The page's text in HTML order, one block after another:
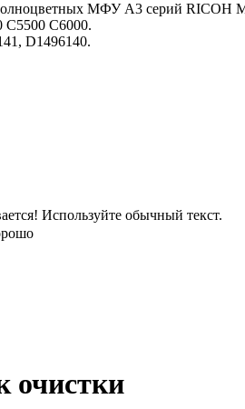
МФУ A3 серий RICOH
С5500 C6000.
D1496140.
Используйте обычный текст.
очистки